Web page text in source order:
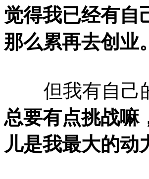
觉得我已经有自
那么累再去创业。
但我有自己
总要有点挑战嘛
儿是我最大的动